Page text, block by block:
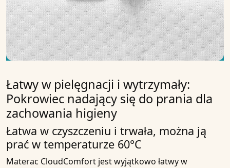
Łatwy w pielęgnacji i wytrzymały:
Pokrowiec nadający się do prania dla
zachowania higieny
Łatwa w czyszczeniu i trwała, można ją
prać w temperaturze 60°C
Materac CloudComfort jest wyjątkowo łatwy w